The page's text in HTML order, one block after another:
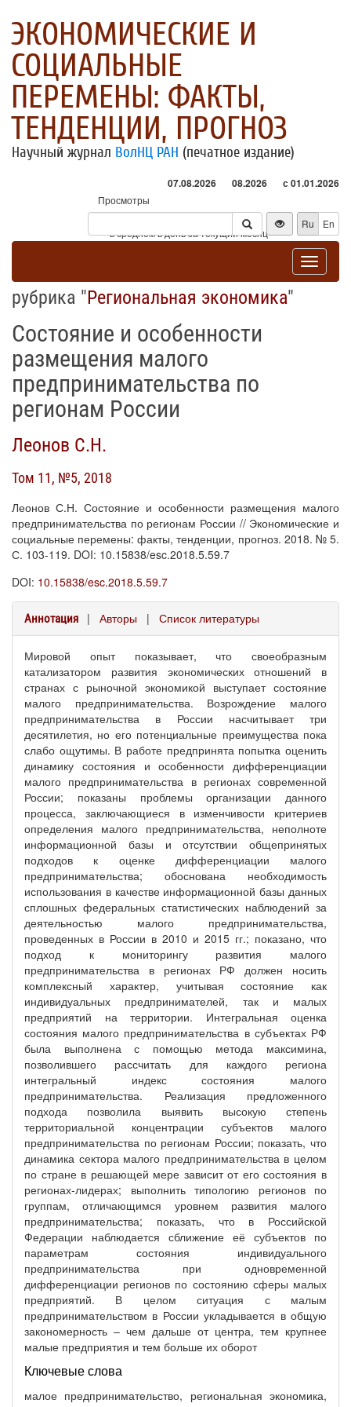
ЭКОНОМИЧЕСКИЕ И
СОЦИАЛЬНЫЕ
ПЕРЕМЕНЫ: ФАКТЫ,
ТЕНДЕНЦИИ, ПРОГНОЗ
Научный журнал ВолНЦ РАН (печатное издание)
07.08.2026 08.2026 с 01.01.2026
Просмотры
Посетители
* - в среднем в день за текущий месяц
Ru En
Toggle
рубрика "Региональная экономика"
Состояние и особенности
размещения малого
предпринимательства по
регионам России
Леонов С.Н.
Том 11, №5, 2018
Леонов С.Н. Состояние и особенности размещения малого
предпринимательства по регионам России // Экономические и
социальные перемены: факты, тенденции, прогноз. 2018. № 5.
С. 103-119. DOI: 10.15838/esc.2018.5.59.7
DOI: 10.15838/esc.2018.5.59.7
Аннотация | Авторы | Список литературы
Мировой опыт показывает, что своеобразным
катализатором развития экономических отношений в
странах с рыночной экономикой выступает состояние
малого предпринимательства. Возрождение малого
предпринимательства в России насчитывает три
десятилетия, но его потенциальные преимущества пока
слабо ощутимы. В работе предпринята попытка оценить
динамику состояния и особенности дифференциации
малого предпринимательства в регионах современной
России; показаны проблемы организации данного
процесса, заключающиеся в изменчивости критериев
определения малого предпринимательства, неполноте
информационной базы и отсутствии общепринятых
подходов к оценке дифференциации малого
предпринимательства; обоснована необходимость
использования в качестве информационной базы данных
сплошных федеральных статистических наблюдений за
деятельностью малого предпринимательства,
проведенных в России в 2010 и 2015 гг.; показано, что
подход к мониторингу развития малого
предпринимательства в регионах РФ должен носить
комплексный характер, учитывая состояние как
индивидуальных предпринимателей, так и малых
предприятий на территории. Интегральная оценка
состояния малого предпринимательства в субъектах РФ
была выполнена с помощью метода максимина,
позволившего рассчитать для каждого региона
интегральный индекс состояния малого
предпринимательства. Реализация предложенного
подхода позволила выявить высокую степень
территориальной концентрации субъектов малого
предпринимательства по регионам России; показать, что
динамика сектора малого предпринимательства в целом
по стране в решающей мере зависит от его состояния в
регионах-лидерах; выполнить типологию регионов по
группам, отличающимся уровнем развития малого
предпринимательства; показать, что в Российской
Федерации наблюдается сближение её субъектов по
параметрам состояния индивидуального
предпринимательства при одновременной
дифференциации регионов по состоянию сферы малых
предприятий. В целом ситуация с малым
предпринимательством в России укладывается в общую
закономерность – чем дальше от центра, тем крупнее
малые предприятия и тем больше их оборот
Ключевые слова
малое предпринимательство, региональная экономика,